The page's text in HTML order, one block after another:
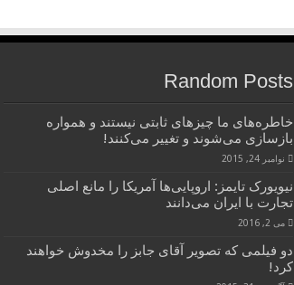
Random Posts
خاطره‌های ما چیزهای ثابتی نیستند و همواره
بازسازی می‌شوند و تغییر می‌کنند!
نوامبر 24, 2015
نیویورک تایمز: اروپایی‌ها آمریکا را مانع اصلی
تجارت با ایران می‌دانند
می 2, 2016
دو فیلمی که تصویر آقای جابز را مخدوش خواهند
کرد!